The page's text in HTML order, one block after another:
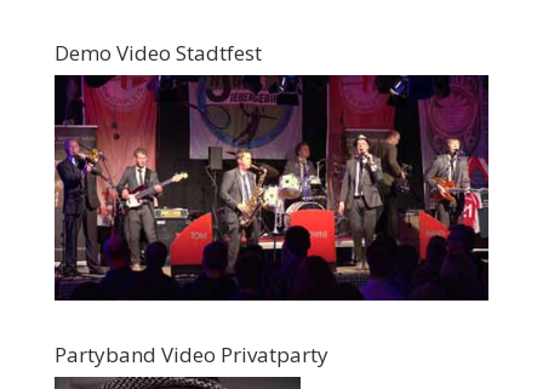
Demo Video Stadtfest
Partyband Video Privatparty